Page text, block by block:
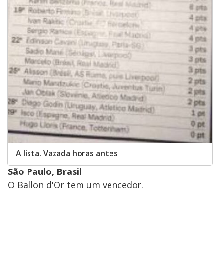
A lista. Vazada horas antes
São Paulo, Brasil
O Ballon d'Or tem um vencedor.